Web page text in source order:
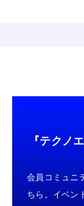
『テクノ
会員コミュニ
ちら。イベン